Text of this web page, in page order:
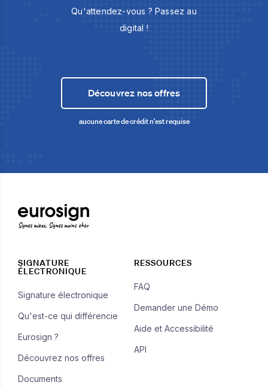
Qu'attendez-vous ? Passez au
digital !
Découvrez nos offres
aucune carte de crédit n'est requise
Signez mieux, Signez moins cher
SIGNATURE
ÉLECTRONIQUE
Signature électronique
Qu'est-ce qui différencie
Eurosign ?
Découvrez nos offres
Documents
RESSOURCES
FAQ
Demander une Démo
Aide et Accessibilité
API